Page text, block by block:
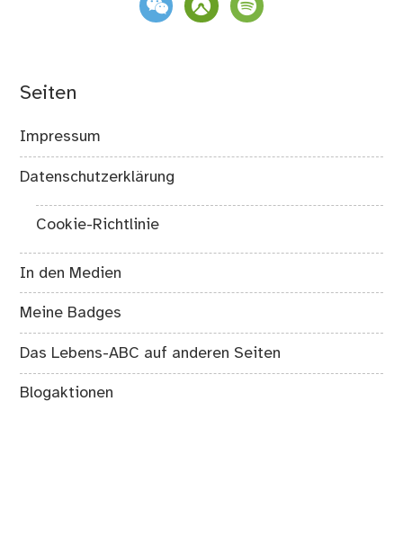
Seiten
Impressum
Datenschutzerklärung
Cookie-Richtlinie
In den Medien
Meine Badges
Das Lebens-ABC auf anderen Seiten
Blogaktionen